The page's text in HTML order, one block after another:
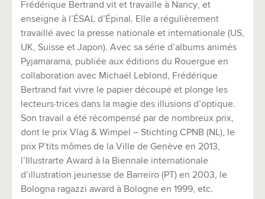
Frédérique Bertrand vit et travaille à Nancy, et
enseigne à l’ÉSAL d’Épinal. Elle a régulièrement
travaillé avec la presse nationale et internationale (US,
UK, Suisse et Japon). Avec sa série d’albums animés
Pyjamarama, publiée aux éditions du Rouergue en
collaboration avec Michaël Leblond, Frédérique
Bertrand fait vivre le papier découpé et plonge les
lecteurs·trices dans la magie des illusions d’optique.
Son travail a été récompensé par de nombreux prix,
dont le prix Vlag & Wimpel – Stichting CPNB (NL), le
prix P’tits mômes de la Ville de Genève en 2013,
l’Illustrarte Award à la Biennale internationale
d’illustration jeunesse de Barreiro (PT) en 2003, le
Bologna ragazzi award à Bologne en 1999, etc.